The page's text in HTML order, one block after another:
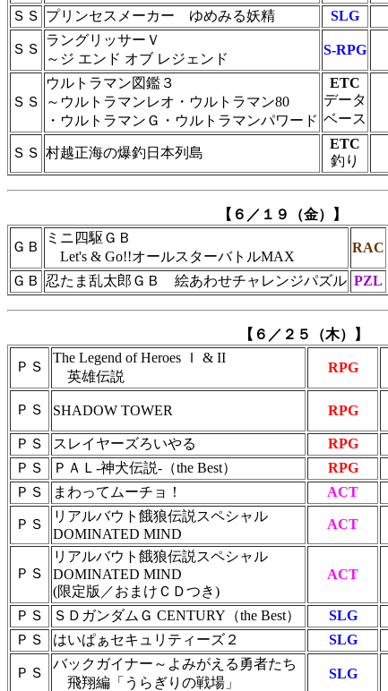
ＳＳ プリンセスメーカー ゆめみる妖精 SLG
ＳＳ
ラングリッサーＶ
～ジ エンド オブ レジェンド
S-RPG
ＳＳ
ウルトラマン図鑑３
～ウルトラマンレオ・ウルトラマン80
・ウルトラマンＧ・ウルトラマンパワード
ETC
データ
ベース
ＳＳ 村越正海の爆釣日本列島
ETC
釣り
【６／１９（金）】
ＧＢ
ミニ四駆ＧＢ
Let's & Go!!オールスターバトルMAX
RAC
ＧＢ 忍たま乱太郎ＧＢ 絵あわせチャレンジパズル PZL
【６／２５（木）】
ＰＳ
The Legend of Heroes Ｉ & II
英雄伝説
RPG
ＰＳ SHADOW TOWER RPG
ＰＳ スレイヤーズろいやる RPG
ＰＳ
ＰＡＬ-神犬伝説-（the Best） RPG
ＰＳ
まわってムーチョ！ ACT
ＰＳ
リアルバウト餓狼伝説スペシャル
DOMINATED MIND
ACT
ＰＳ
リアルバウト餓狼伝説スペシャル
DOMINATED MIND
(限定版／おまけＣＤつき)
ACT
ＰＳ ＳＤガンダムＧ CENTURY（the Best） SLG
ＰＳ
はいぱぁセキュリティーズ２ SLG
ＰＳ
バックガイナー～よみがえる勇者たち
飛翔編「うらぎりの戦場」
SLG